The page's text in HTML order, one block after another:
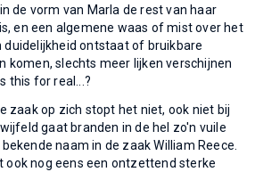
de vorm van Marla de rest van haar
en een algemene waas of mist over het
duidelijkheid ontstaat of bruikbare
komen, slechts meer lijken verschijnen
this for real...?
zaak op zich stopt het niet, ook niet bij
gaat branden in de hel zo'n vuile
naam in de zaak William Reece.
ook nog eens een ontzettend sterke